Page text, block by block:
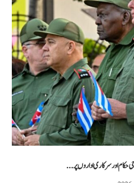
حکام اور سرکاری اداروں پر...